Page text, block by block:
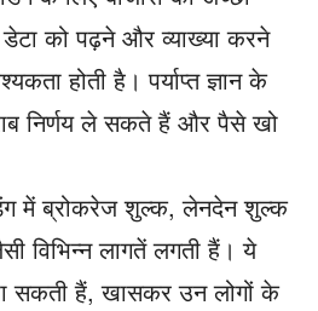
को पढ़ने और व्याख्या करने
होती है। पर्याप्त ज्ञान के
निर्णय ले सकते हैं और पैसे खो
में ब्रोकरेज शुल्क, लेनदेन शुल्क
विभिन्न लागतें लगती हैं। ये
सकती हैं, खासकर उन लोगों के